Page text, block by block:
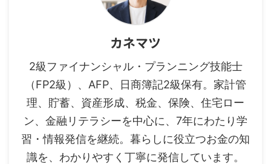
カネマツ
2級ファイナンシャル・プランニング技能士
（FP2級）、AFP、日商簿記2級保有。家計管
理、貯蓄、資産形成、税金、保険、住宅ロー
ン、金融リテラシーを中心に、7年にわたり学
習・情報発信を継続。暮らしに役立つお金の知
識を、わかりやすく丁寧に発信しています。